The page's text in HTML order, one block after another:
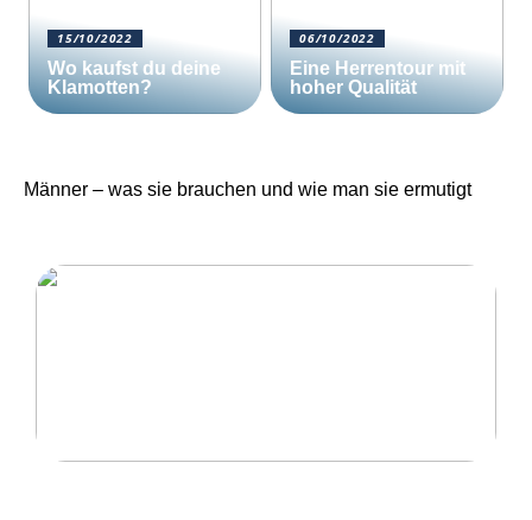
15/10/2022
Wo kaufst du deine
Klamotten?
06/10/2022
Eine Herrentour mit
hoher Qualität
Männer – was sie brauchen und wie man sie ermutigt